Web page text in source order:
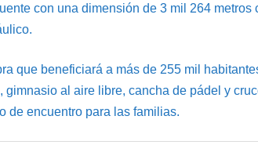
con una dimensión de 3 mil 264 metros
que beneficiará a más de 255 mil
gimnasio al aire libre, cancha de pádel y
de encuentro para las familias.